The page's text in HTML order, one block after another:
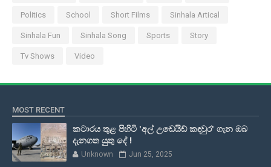
Politics School Short Films Sinhala Artical
Sinhala Fun Sinhala Song Sports Story
Tv Shows Video
MOST RECENT
කටාරය තුළ පිහිටි 'අල් උඩෙයිඩ් කඳවුර' ගැන ඔබ
දැනගත යුතු දේ !
Unknown Jun 25, 2025